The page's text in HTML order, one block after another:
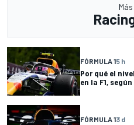
FÓRMULA 15 h
Por qué el
en la F1,
FÓRMULA 13 d